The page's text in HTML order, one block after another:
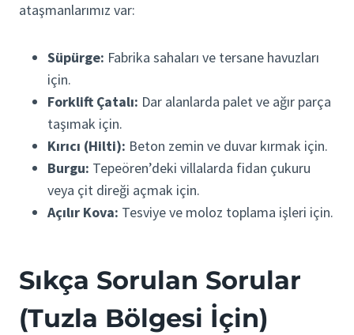
ataşmanlarımız var:
Süpürge: Fabrika sahaları ve tersane havuzları
için.
Forklift Çatalı: Dar alanlarda palet ve ağır parça
taşımak için.
Kırıcı (Hilti): Beton zemin ve duvar kırmak için.
Burgu: Tepeören’deki villalarda fidan çukuru
veya çit direği açmak için.
Açılır Kova: Tesviye ve moloz toplama işleri için.
Sıkça Sorulan Sorular
(Tuzla Bölgesi İçin)